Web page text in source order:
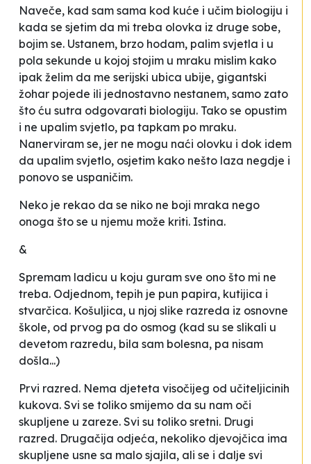
Naveče, kad sam sama kod kuće i učim biologiju i
kada se sjetim da mi treba olovka iz druge sobe,
bojim se. Ustanem, brzo hodam, palim svjetla i u
pola sekunde u kojoj stojim u mraku mislim kako
ipak želim da me serijski ubica ubije, gigantski
žohar pojede ili jednostavno nestanem, samo zato
što ću sutra odgovarati biologiju. Tako se opustim
i ne upalim svjetlo, pa tapkam po mraku.
Nanerviram se, jer ne mogu naći olovku i dok idem
da upalim svjetlo, osjetim kako nešto laza negdje i
ponovo se uspaničim.
Neko je rekao da se niko ne boji mraka nego
onoga što se u njemu može kriti. Istina.
&
Spremam ladicu u koju guram sve ono što mi ne
treba. Odjednom, tepih je pun papira, kutijica i
stvarčica. Košuljica, u njoj slike razreda iz osnovne
škole, od prvog pa do osmog (kad su se slikali u
devetom razredu, bila sam bolesna, pa nisam
došla...)
Prvi razred. Nema djeteta visočijeg od učiteljicinih
kukova. Svi se toliko smijemo da su nam oči
skupljene u zareze. Svi su toliko sretni. Drugi
razred. Drugačija odjeća, nekoliko djevojčica ima
skupljene usne sa malo sjajila, ali se i dalje svi